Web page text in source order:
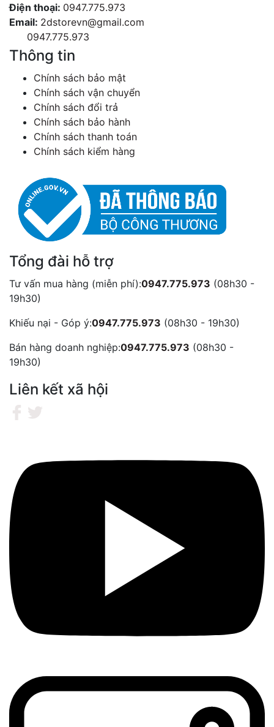
Điện thoại: 0947.775.973
Email: 2dstorevn@gmail.com
0947.775.973
Thông tin
Chính sách bảo mật
Chính sách vận chuyển
Chính sách đổi trả
Chính sách bảo hành
Chính sách thanh toán
Chính sách kiểm hàng
Tổng đài hỗ trợ
Tư vấn mua hàng (miễn phí):0947.775.973 (08h30 -
19h30)
Khiếu nại - Góp ý:0947.775.973 (08h30 - 19h30)
Bán hàng doanh nghiệp:0947.775.973 (08h30 -
19h30)
Liên kết xã hội